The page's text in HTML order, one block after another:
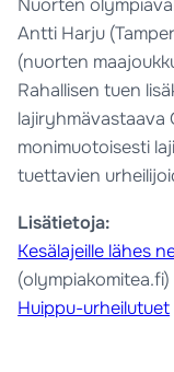
Nuorten
Antti Harju
(nuorten
Rahallisen tuen
lajiryhmävastaava
monimuotoisesti
tuettavien
Lisätietoja:
Kesälajeille lähes
(olympiakomitea.fi)
Huippu-urheilutuet